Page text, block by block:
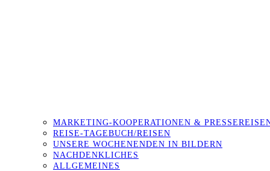
MARKETING-KOOPERATIONEN &
REISE-TAGEBUCH/REISEN
UNSERE WOCHENENDEN IN BILDERN
NACHDENKLICHES
ALLGEMEINES